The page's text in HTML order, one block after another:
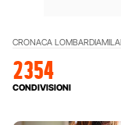
CRONACA LOMBARDIA
2354
CONDIVISIONI